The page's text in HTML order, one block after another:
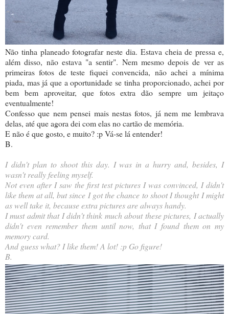
Não tinha planeado fotografar neste dia. Estava cheia de pressa e,
além disso, não estava "a sentir". Nem mesmo depois de ver as
primeiras fotos de teste fiquei convencida, não achei a mínima
piada, mas já que a oportunidade se tinha proporcionado, achei por
bem bem aproveitar, que fotos extra dão sempre um jeitaço
eventualmente!
Confesso que nem pensei mais nestas fotos, já nem me lembrava
delas, até que agora dei com elas no cartão de memória.
E não é que gosto, e muito? :p Vá-se lá entender!
B.
I didn't plan to shoot this day. I was in a hurry and, besides, I
wasn't really feeling myself.
Not even after I saw the first test pictures I was convinced, I didn't
like them at all, but since I got the chance to shoot I thought I might
as well take it, because extra pictures are always handy.
I must admit that I didn't think much about these pictures, I actually
didn't even remember them until now, that I found them on my
memory card.
And guess what? I like them! A lot! :p Go figure!
B.